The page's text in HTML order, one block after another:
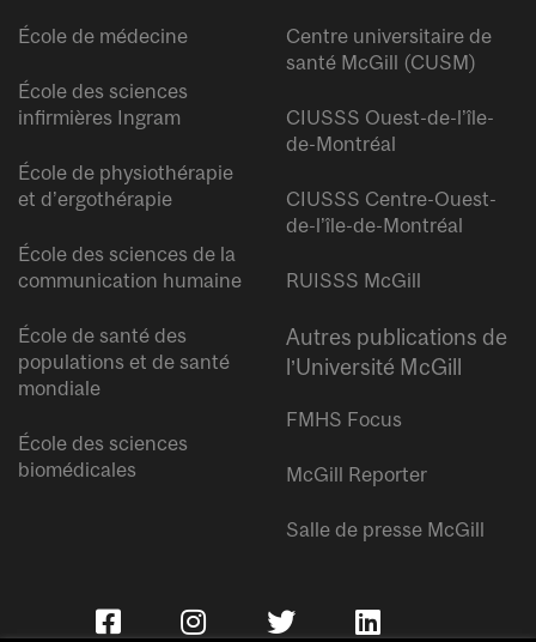
École de médecine
École des sciences
infirmières Ingram
École de physiothérapie
et d’ergothérapie
École des sciences de la
communication humaine
École de santé des
populations et de santé
mondiale
École des sciences
biomédicales
Centre universitaire de
santé McGill (CUSM)
CIUSSS Ouest-de-l’île-
de-Montréal
CIUSSS Centre-Ouest-
de-l’île-de-Montréal
RUISSS McGill
Autres publications de
l’Université McGill
FMHS Focus
McGill Reporter
Salle de presse McGill